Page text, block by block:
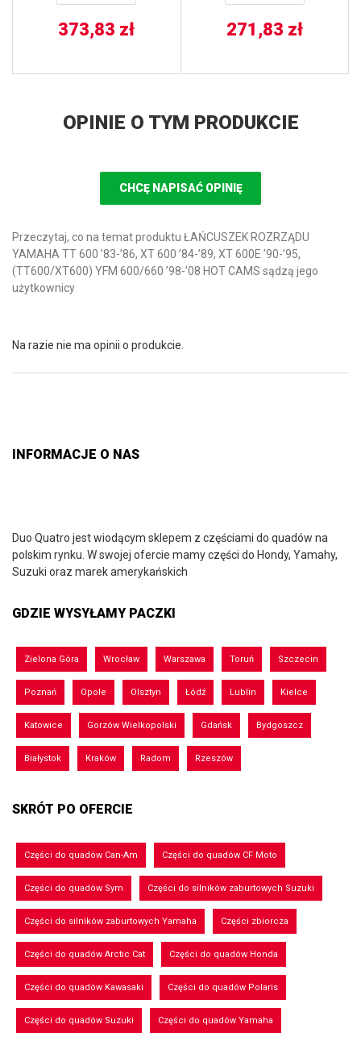
373,83 zł 271,83 zł
OPINIE O TYM PRODUKCIE
CHCĘ NAPISAĆ OPINIĘ
Przeczytaj, co na temat produktu ŁAŃCUSZEK ROZRZĄDU
YAMAHA TT 600 ’83-’86, XT 600 ’84-’89, XT 600E ’90-’95,
(TT600/XT600) YFM 600/660 ’98-’08 HOT CAMS sądzą jego
użytkownicy
Na razie nie ma opinii o produkcie.
INFORMACJE O NAS
Duo Quatro jest wiodącym sklepem z częściami do quadów na
polskim rynku. W swojej ofercie mamy części do Hondy, Yamahy,
Suzuki oraz marek amerykańskich
GDZIE WYSYŁAMY PACZKI
Zielona Góra Wrocław Warszawa Toruń Szczecin
Poznań Opole Olsztyn Łódź Lublin Kielce
Katowice Gorzów Wielkopolski Gdańsk Bydgoszcz
Białystok Kraków Radom Rzeszów
SKRÓT PO OFERCIE
Części do quadów Can-Am Części do quadów CF Moto
Części do quadów Sym Części do silników zaburtowych Suzuki
Części do silników zaburtowych Yamaha Części zbiorcza
Części do quadów Arctic Cat Części do quadów Honda
Części do quadów Kawasaki Części do quadów Polaris
Części do quadów Suzuki Części do quadów Yamaha